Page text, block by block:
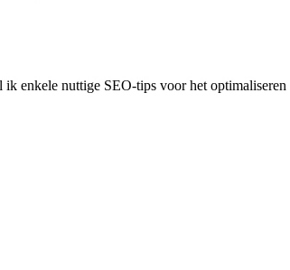
enkele nuttige SEO-tips voor het